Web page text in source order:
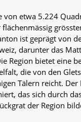
von etwa 5.224
ist geprägt von
darunter das
Region bietet eine
die von den
Tälern reicht.
das sich durch
der Region